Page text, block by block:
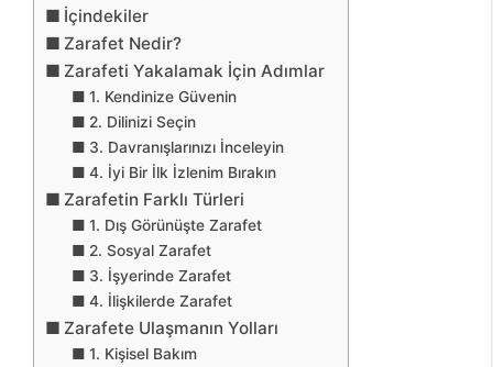
İçindekiler
Zarafet Nedir?
Zarafeti Yakalamak İçin Adımlar
1. Kendinize Güvenin
2. Dilinizi Seçin
3. Davranışlarınızı İnceleyin
4. İyi Bir İlk İzlenim Bırakın
Zarafetin Farklı Türleri
1. Dış Görünüşte Zarafet
2. Sosyal Zarafet
3. İşyerinde Zarafet
4. İlişkilerde Zarafet
Zarafete Ulaşmanın Yolları
1. Kişisel Bakım